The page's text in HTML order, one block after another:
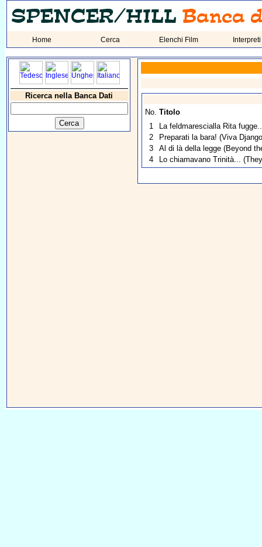
Home Cerca Elenchi Film Interpreti
Ricerca nella Banca Dati
No. Titolo
1
La feldmarescialla Rita
2
Preparati la bara! (Viva
3
Al di là della legge (Beyond
4
Lo chiamavano Trinità...